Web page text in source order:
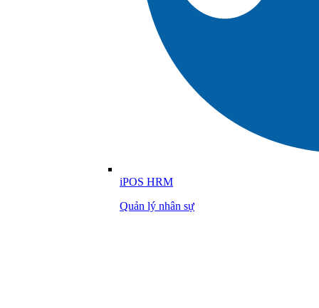
iPOS HRM
Quản lý nhân sự